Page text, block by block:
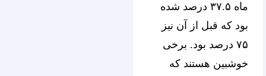
ماه ۳۷.۵ درصد شده
بود که قبل از آن نیز
۷۵ درصد بود. برخی
خوشبین هستند که